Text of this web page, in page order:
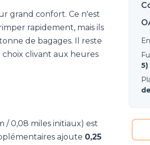
grand confort. Ce n'est
rapidement, mais ils
de bagages. Il reste
clivant aux heures
/ 0,08 miles initiaux) est
ajoute 0,25
5)